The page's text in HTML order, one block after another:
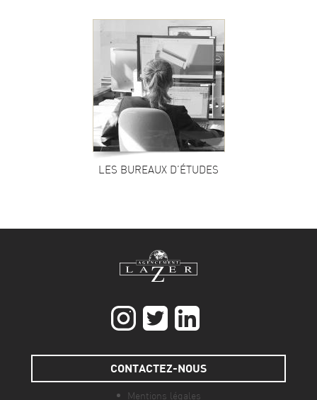
LES BUREAUX D’ÉTUDES
CONTACTEZ-NOUS
Mentions légales